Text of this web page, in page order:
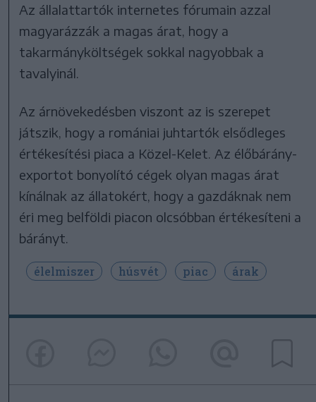
Az állalattartók internetes fórumain azzal
magyarázzák a magas árat, hogy a
takarmányköltségek sokkal nagyobbak a
tavalyinál.
Az árnövekedésben viszont az is szerepet
játszik, hogy a romániai juhtartók elsődleges
értékesítési piaca a Közel-Kelet. Az élőbárány-
exportot bonyolító cégek olyan magas árat
kínálnak az állatokért, hogy a gazdáknak nem
éri meg belföldi piacon olcsóbban értékesíteni a
bárányt.
élelmiszer húsvét piac árak